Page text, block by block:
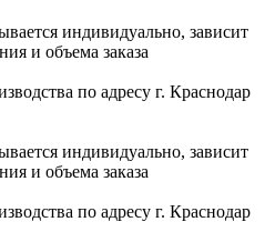
индивидуально, зависит
и объема заказа
по адресу г. Краснодар
индивидуально, зависит
и объема заказа
по адресу г. Краснодар